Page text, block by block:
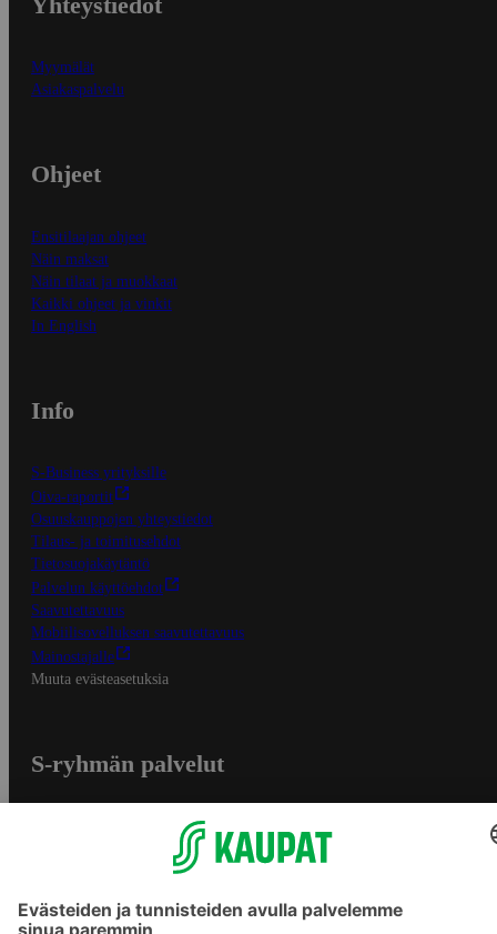
Myymälät
Asiakaspalvelu
Ohjeet
Ensitilaajan ohjeet
Näin maksat
Näin tilaat ja muokkaat
Kaikki ohjeet ja vinkit
In English
Info
S-Business yrityksille
Oiva-raportit
Osuuskauppojen yhteystiedot
Tilaus- ja toimitusehdot
Tietosuojakäytäntö
Palvelun käyttöehdot
Saavutettavuus
Mobiilisovelluksen saavutettavuus
Mainostajalle
Muuta evästeasetuksia
S-ryhmän palvelut
Yhteishyvä Ruoka -sovellus
S-ostoslista -sovellus
Prisma.fi